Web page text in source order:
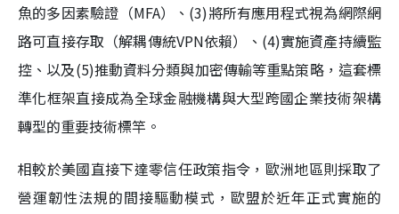
魚的多因素驗證（MFA）、(3)將所有應用程式視為網際網
路可直接存取（解耦傳統VPN依賴）、(4)實施資產持續監
控、以及(5)推動資料分類與加密傳輸等重點策略，這套標
準化框架直接成為全球金融機構與大型跨國企業技術架構
轉型的重要技術標竿。
相較於美國直接下達零信任政策指令，歐洲地區則採取了
營運韌性法規的間接驅動模式，歐盟於近年正式實施的